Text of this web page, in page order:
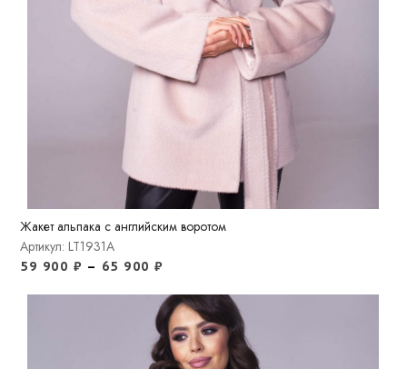
Жакет альпака с английским воротом
Артикул: LT1931A
59 900 ₽ – 65 900₽